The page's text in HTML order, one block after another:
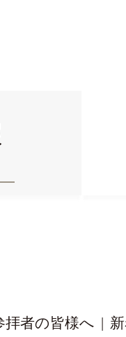
拝者の皆様へ |